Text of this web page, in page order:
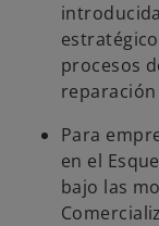
procesos
Para
en el
bajo las